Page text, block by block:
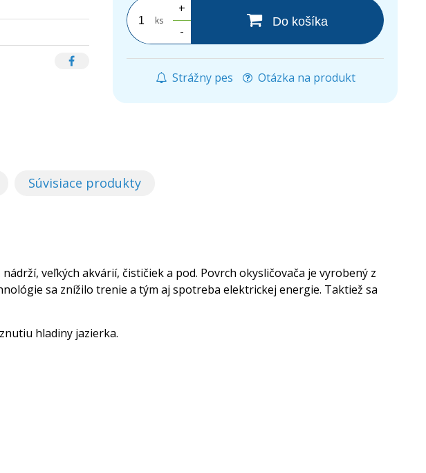
ks
+
-
Do košíka
Strážny pes Otázka na produkt
Súvisiace produkty
veľkých akvárií, čističiek a pod. Povrch okysličovača je vyrobený z
sa znížilo trenie a tým aj spotreba elektrickej energie. Taktiež sa
hladiny jazierka.